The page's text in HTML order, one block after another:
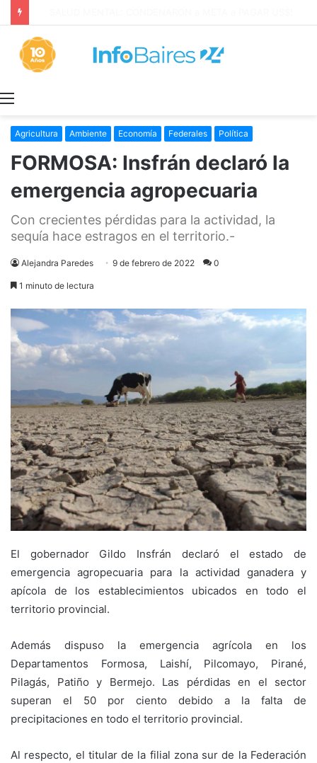
Agricultura Ambiente Economía Federales Política
FORMOSA: Insfrán declaró la
emergencia agropecuaria
Con crecientes pérdidas para la actividad, la
sequía hace estragos en el territorio.-
Alejandra Paredes 9 de febrero de 2022 0
1 minuto de lectura
El gobernador Gildo Insfrán declaró el estado de
emergencia agropecuaria para la actividad ganadera y
apícola de los establecimientos ubicados en todo el
territorio provincial.
Además dispuso la emergencia agrícola en los
Departamentos Formosa, Laishí, Pilcomayo, Pirané,
Pilagás, Patiño y Bermejo. Las pérdidas en el sector
superan el 50 por ciento debido a la falta de
precipitaciones en todo el territorio provincial.
Al respecto, el titular de la filial zona sur de la Federación